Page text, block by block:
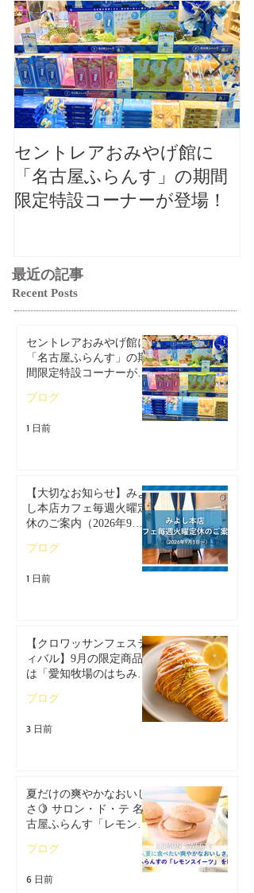
セントレアおみやげ館に
「名古屋ふらんす」の期間
限定特設コーナーが登場！
最近の記事
Recent Posts
セントレアおみやげ館に
「名古屋ふらんす」の期
間限定特設コーナーが登
ブログ
1 日前
【大切なお知らせ】みよ
し本店カフェ毎週火曜定
休のご案内（2026年9月1
ブログ
1 日前
【クロワッサンフェステ
ィバル】9月の限定商品
は「愛知牧場のはちみつ
ン」🥐🍋
ブログ
3 日前
夏だけの爽やかなおいし
さ🍋 サロン・ド・テ 名
古屋ふらんす「レモンス
ブログ
6 日前